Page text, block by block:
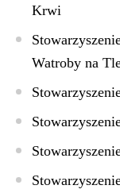
Krwi
Watroby na